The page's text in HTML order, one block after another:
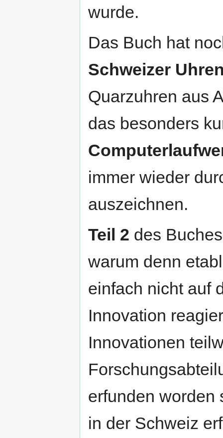
wurde.
Das Buch hat
Schweizer
Quarzuhren aus
das besonders
immer wieder
auszeichnen.
Teil 2 des
warum denn
einfach nicht auf
Innovation
Innovationen
erfunden worden
in der Schweiz